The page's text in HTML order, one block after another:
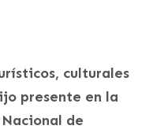
culturales
presente en la
de